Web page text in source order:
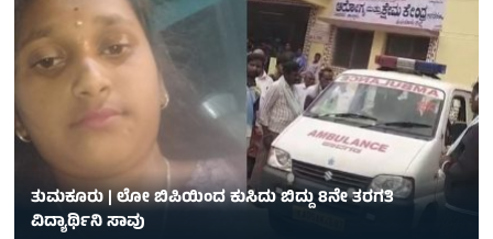
ತುಮಕೂರು | ಲೋ ಬಿಪಿಯಿಂದ ಕುಸಿದು ಬಿದ್ದು 8ನೇ ತರಗತಿ
ವಿದ್ಯಾರ್ಥಿನಿ ಸಾವು